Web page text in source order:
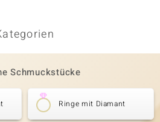
Schmuckstücke
Ringe mit Diamant